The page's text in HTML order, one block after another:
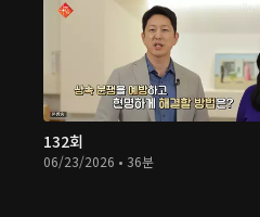
132회
06/23/2026 • 36분